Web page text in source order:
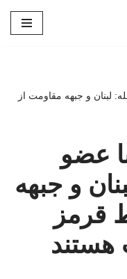
لبنان و جبهه مقاومت از
عضو
و جبهه
قرمز
هستند